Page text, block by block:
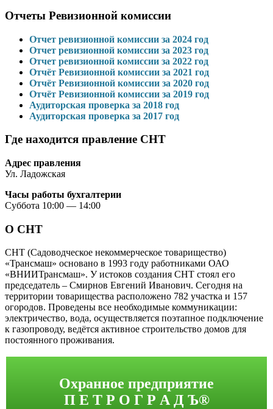
Отчеты Ревизионной комиссии
Отчет ревизионной комиссии за 2024 год
Отчет ревизионной комиссии за 2023 год
Отчет ревизионной комиссии за 2022 год
Отчёт Ревизионной комиссии за 2021 год
Отчёт Ревизионной комиссии за 2020 год
Отчёт Ревизионной комиссии за 2019 год
Аудиторская проверка за 2018 год
Аудиторская проверка за 2017 год
Где находится правление СНТ
Адрес правления
Ул. Ладожская
Часы работы бухгалтерии
Суббота 10:00 — 14:00
О СНТ
СНТ (Садоводческое некоммерческое товарищество)
«Трансмаш» основано в 1993 году работниками ОАО
«ВНИИТрансмаш». У истоков создания СНТ стоял его
председатель – Смирнов Евгений Иванович. Сегодня на
территории товарищества расположено 782 участка и 157
огородов. Проведены все необходимые коммуникации:
электричество, вода, осуществляется поэтапное подключение
к газопроводу, ведётся активное строительство домов для
постоянного проживания.
Охранное предприятие
П Е Т Р О Г Р А Д Ъ®